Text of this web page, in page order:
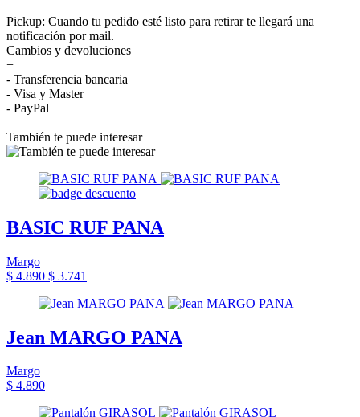
Pickup: Cuando tu pedido esté listo para retirar te llegará una
notificación por mail.
Cambios y devoluciones
+
- Transferencia bancaria
- Visa y Master
- PayPal
También te puede interesar
BASIC RUF PANA
Margo
$ 4.890 $ 3.741
Jean MARGO PANA
Margo
$ 4.890